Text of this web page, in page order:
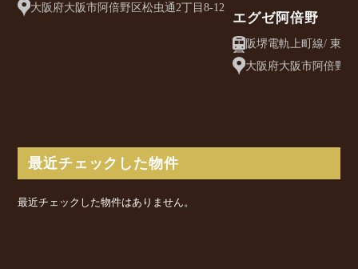
大阪府大阪市阿倍野区松虫通2丁目8-12
エグゼ阿倍野
大阪府大阪市阿倍野
最近チェックした物件
最近チェックした物件はありません。